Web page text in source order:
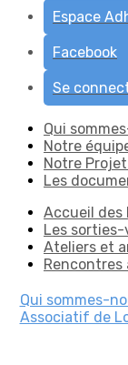
Espace
Facebook
Se
Qui
Notre
Notre
Les
Accueil des
Les
Ateliers et
Rencontres
Qui sommes-
Associatif de